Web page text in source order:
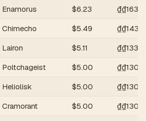
Enamorus $6.23 ₫
Chimecho $5.49 ₫
Lairon $5.11 ₫
Poltchageist $5.00 ₫
Heliolisk $5.00 ₫
Cramorant $5.00 ₫